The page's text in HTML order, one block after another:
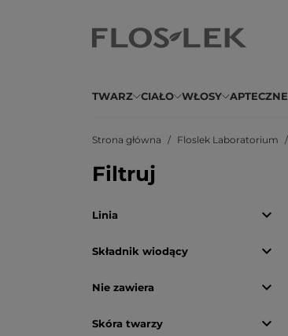
TWARZ CIAŁO WŁOSY APTECZNE
Strona główna Floslek Laboratorium
Filtruj
Linia 
Składnik wiodący 
Nie zawiera 
Skóra twarzy 